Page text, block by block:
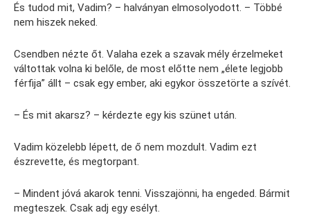
És tudod mit, Vadim? – halványan elmosolyodott. – Többé
nem hiszek neked.
Csendben nézte őt. Valaha ezek a szavak mély érzelmeket
váltottak volna ki belőle, de most előtte nem „élete legjobb
férfija” állt – csak egy ember, aki egykor összetörte a szívét.
– És mit akarsz? – kérdezte egy kis szünet után.
Vadim közelebb lépett, de ő nem mozdult. Vadim ezt
észrevette, és megtorpant.
– Mindent jóvá akarok tenni. Visszajönni, ha engeded. Bármit
megteszek. Csak adj egy esélyt.